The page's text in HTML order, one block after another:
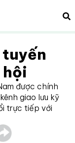
được chính
giao lưu kỹ
trực tiếp với